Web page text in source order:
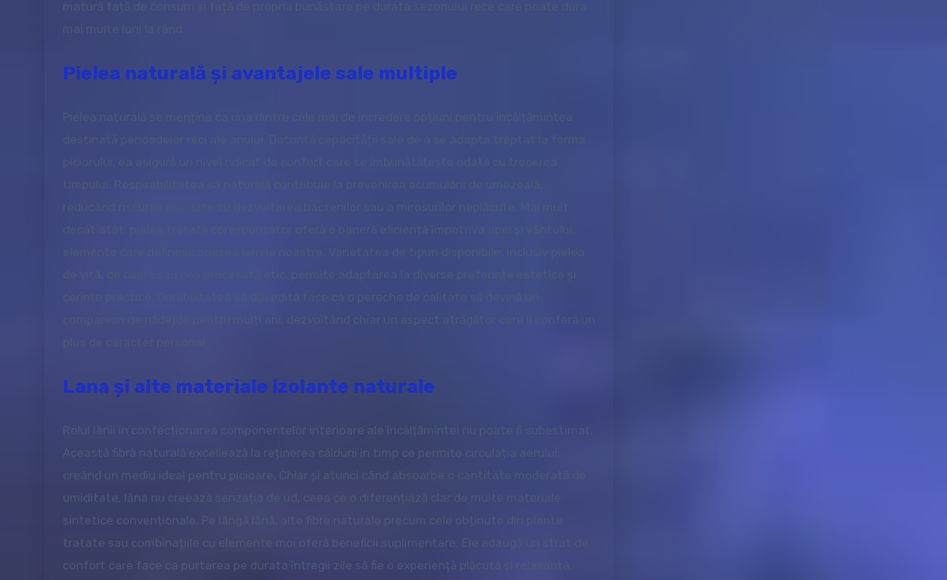
Pielea naturală și avantajele sale multiple
Lana și alte materiale izolante naturale
Rolul lânii în confecționarea componentelor interioare ale încălțămintei nu poate fi subestimat.
Această fibră naturală excellează la reținerea căldurii în timp ce permite circulația aerului,
creând un mediu ideal pentru picioare. Chiar și atunci când absoarbe o cantitate moderată de
umiditate, lâna nu creează senzația de ud, ceea ce o diferențiază clar de multe materiale
sintetice convenționale. Pe lângă lână, alte fibre naturale precum cele obținute din plante
tratate sau combinațiile cu elemente moi oferă beneficii suplimentare. Ele adaugă un strat de
confort care face ca purtarea pe durata întregii zile să fie o experiență plăcută și relaxantă.